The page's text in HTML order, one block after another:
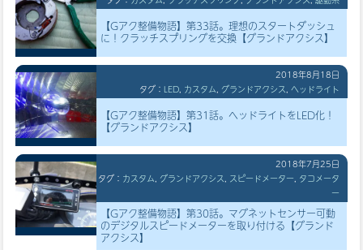
【Gアク整備物語】第33話。理想のスタートダッシュ
に！クラッチスプリングを交換【グランドアクシス】
2018年8月18日
タグ： LED, カスタム, グランドアクシス , ヘッドライト
【Gアク整備物語】第31話。ヘッドライトをLED化！
【グランドアクシス】
2018年7月25日
タグ： カスタム, グランドアクシス , スピードメーター, タコメータ
ー
【Gアク整備物語】第30話。マグネットセンサー可動
のデジタルスピードメーターを取り付ける【グランド
アクシス】